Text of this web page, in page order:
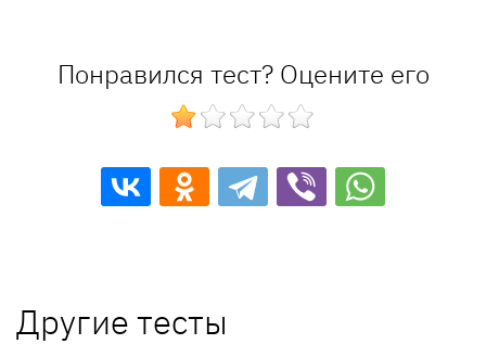
Понравился тест? Оцените его
Другие тесты